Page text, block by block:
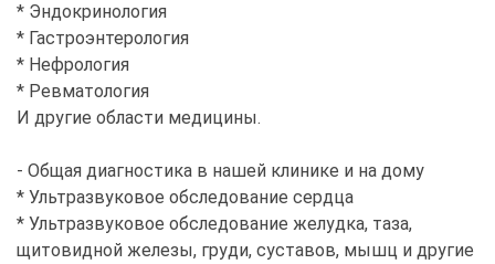
* Эндокринология
* Гастроэнтерология
* Нефрология
* Ревматология
И другие области медицины.
- Общая диагностика в нашей клинике и на дому
* Ультразвуковое обследование сердца
* Ультразвуковое обследование желудка, таза,
щитовидной железы, груди, суставов, мышц и другие